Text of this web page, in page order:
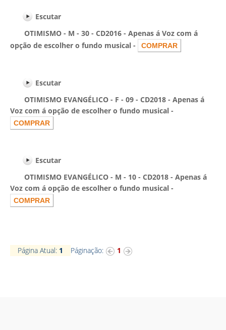
Escutar
OTIMISMO - M - 30 - CD2016 - Apenas á Voz com á
opção de escolher o fundo musical -
Escutar
OTIMISMO EVANGÉLICO - F - 09 - CD2018 - Apenas á
Voz com á opção de escolher o fundo musical -
Escutar
OTIMISMO EVANGÉLICO - M - 10 - CD2018 - Apenas á
Voz com á opção de escolher o fundo musical -
Página Atual: 1 Páginação: 1